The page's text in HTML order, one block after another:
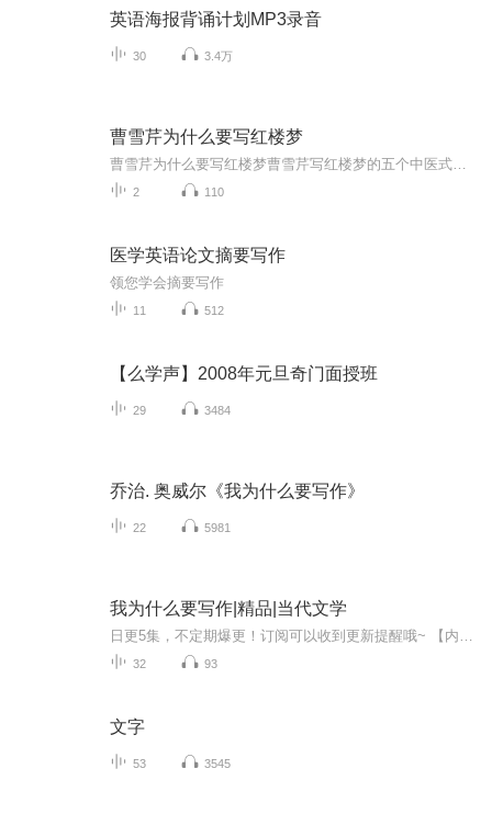
英语海报背诵计划MP3录音
30 3.4万
曹雪芹为什么要写红楼梦
2 110
医学英语论文摘要写作
领您学会摘要写作
11 512
【么学声】2008年元旦奇门面授班
29 3484
乔治. 奥威尔《我为什么要写作》
22 5981
我为什么要写作|精品|当代文学
32 93
文字
53 3545